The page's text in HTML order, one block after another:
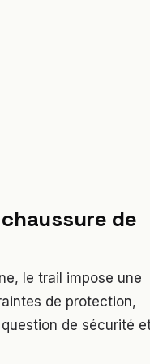
de
le trail impose une
de protection,
de sécurité